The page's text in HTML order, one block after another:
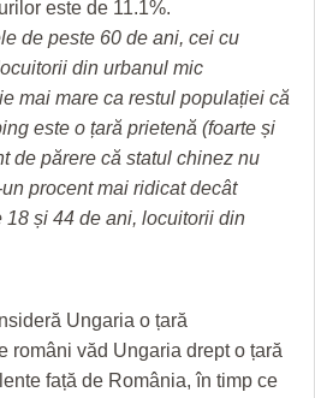
este de 11.1%.
de peste 60 de ani, cei cu
din urbanul mic
mai mare ca restul populației că
este o țară prietenă (foarte și
de părere că statul chinez nu
procent mai ridicat decât
și 44 de ani, locuitorii din
Ungaria o țară
români văd Ungaria drept o țară
față de România, în timp ce